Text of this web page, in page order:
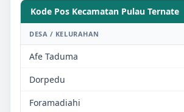
Kode Pos Kecamatan Pulau Ternate
DESA / KELURAHAN
Afe Taduma
Dorpedu
Foramadiahi